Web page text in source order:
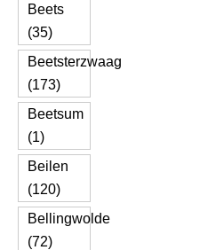
Beets
(35)
Beetsterzwaag
(173)
Beetsum
(1)
Beilen
(120)
Bellingwolde
(72)